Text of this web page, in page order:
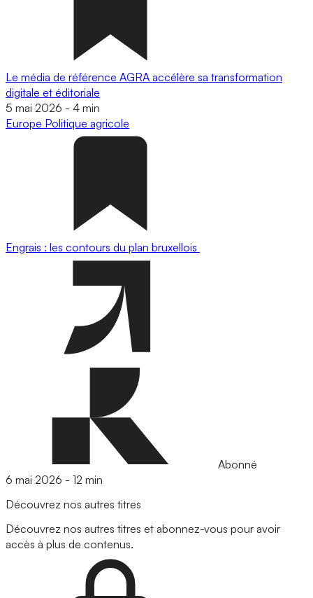
Le média de référence AGRA accélère sa transformation
digitale et éditoriale
5 mai 2026 - 4 min
Europe Politique agricole
Engrais : les contours du plan bruxellois
Abonné
6 mai 2026 - 12 min
Découvrez nos autres titres
Découvrez nos autres titres et abonnez-vous pour avoir
accès à plus de contenus.